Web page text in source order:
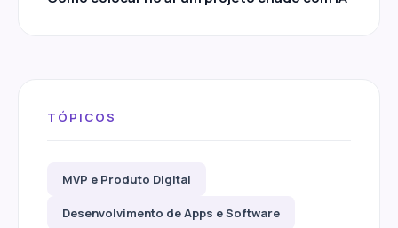
TÓPICOS
MVP e Produto Digital
Desenvolvimento de Apps e Software